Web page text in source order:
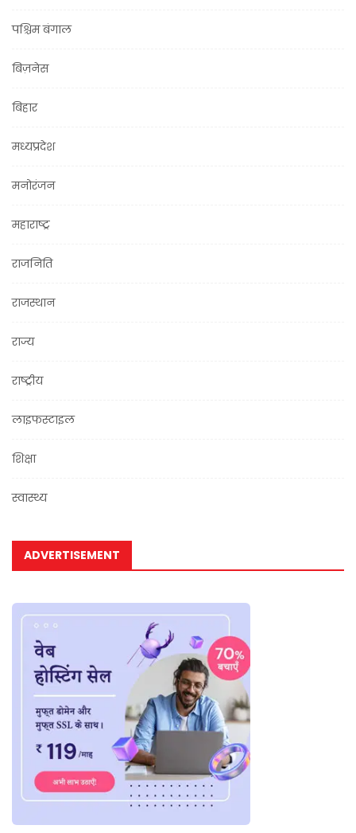
पश्चिम बंगाल
बिज़नेस
बिहार
मध्यप्रदेश
मनोरंजन
महाराष्ट्र
राजनिति
राजस्थान
राज्य
राष्ट्रीय
लाइफस्टाइल
शिक्षा
स्वास्थ्य
ADVERTISEMENT